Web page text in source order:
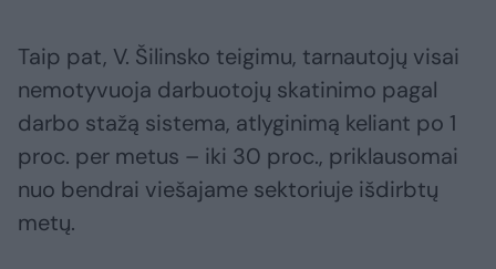
Taip pat, V. Šilinsko teigimu, tarnautojų visai
nemotyvuoja darbuotojų skatinimo pagal
darbo stažą sistema, atlyginimą keliant po 1
proc. per metus – iki 30 proc., priklausomai
nuo bendrai viešajame sektoriuje išdirbtų
metų.